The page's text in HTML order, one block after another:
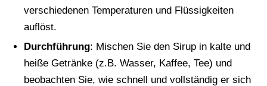
verschiedenen Temperaturen und Flüssigkeiten
auflöst.
Durchführung: Mischen Sie den Sirup in kalte und
heiße Getränke (z.B. Wasser, Kaffee, Tee) und
beobachten Sie, wie schnell und vollständig er sich